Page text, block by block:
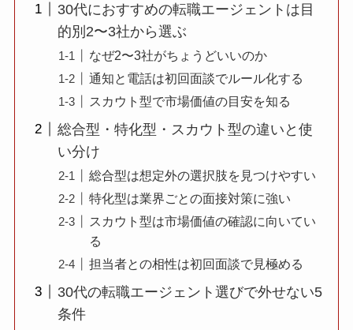
30代におすすめの転職エージェントは目
的別2〜3社から選ぶ
なぜ2〜3社がちょうどいいのか
通知と電話は初回面談でルール化する
スカウト型で市場価値の目安を知る
総合型・特化型・スカウト型の違いと使
い分け
総合型は想定外の選択肢を見つけやすい
特化型は業界ごとの面接対策に強い
スカウト型は市場価値の確認に向いてい
る
担当者との相性は初回面談で見極める
30代の転職エージェント選びで外せない5
条件